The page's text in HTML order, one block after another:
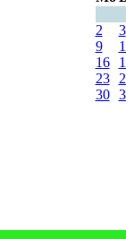
2
3
9
16
23
30